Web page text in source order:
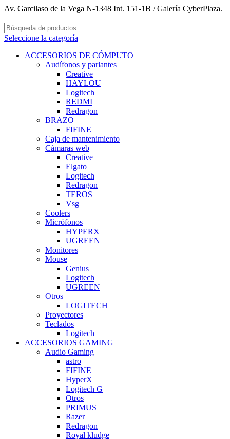
Av. Garcilaso de la Vega N-1348 Int. 151-1B / Galería CyberPlaza.
Seleccione la categoría
ACCESORIOS DE CÓMPUTO
Audífonos y parlantes
Creative
HAYLOU
Logitech
REDMI
Redragon
BRAZO
FIFINE
Caja de mantenimiento
Cámaras web
Creative
Elgato
Logitech
Redragon
TEROS
Vsg
Coolers
Micrófonos
HYPERX
UGREEN
Monitores
Mouse
Genius
Logitech
UGREEN
Otros
LOGITECH
Proyectores
Teclados
Logitech
ACCESORIOS GAMING
Audio Gaming
astro
FIFINE
HyperX
Logitech G
Otros
PRIMUS
Razer
Redragon
Royal kludge